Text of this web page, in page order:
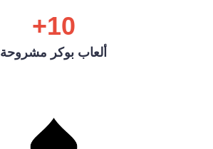
10+
ألعاب بوكر مشروحة